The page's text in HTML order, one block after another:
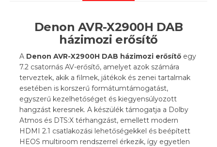
Denon AVR-X2900H DAB
házimozi erősítő
A Denon AVR-X2900H DAB házimozi erősítő egy
7.2 csatornás AV-erősítő, amelyet azok számára
terveztek, akik a filmek, játékok és zenei tartalmak
esetében is korszerű formátumtámogatást,
egyszerű kezelhetőséget és kiegyensúlyozott
hangzást keresnek. A készülék támogatja a Dolby
Atmos és DTS:X térhangzást, emellett modern
HDMI 2.1 csatlakozási lehetőségekkel és beépített
HEOS multiroom rendszerrel érkezik, így egyetlen